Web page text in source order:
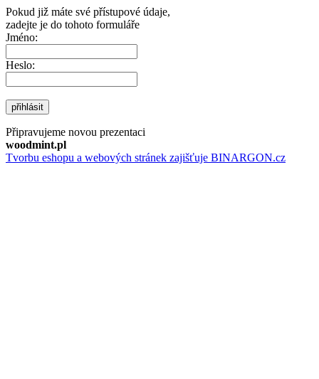
Pokud již máte své přístupové údaje,
zadejte je do tohoto formuláře
Jméno:
Heslo:
přihlásit
Připravujeme novou prezentaci
woodmint.pl
Tvorbu eshopu a webových stránek zajišťuje BINARGON.cz